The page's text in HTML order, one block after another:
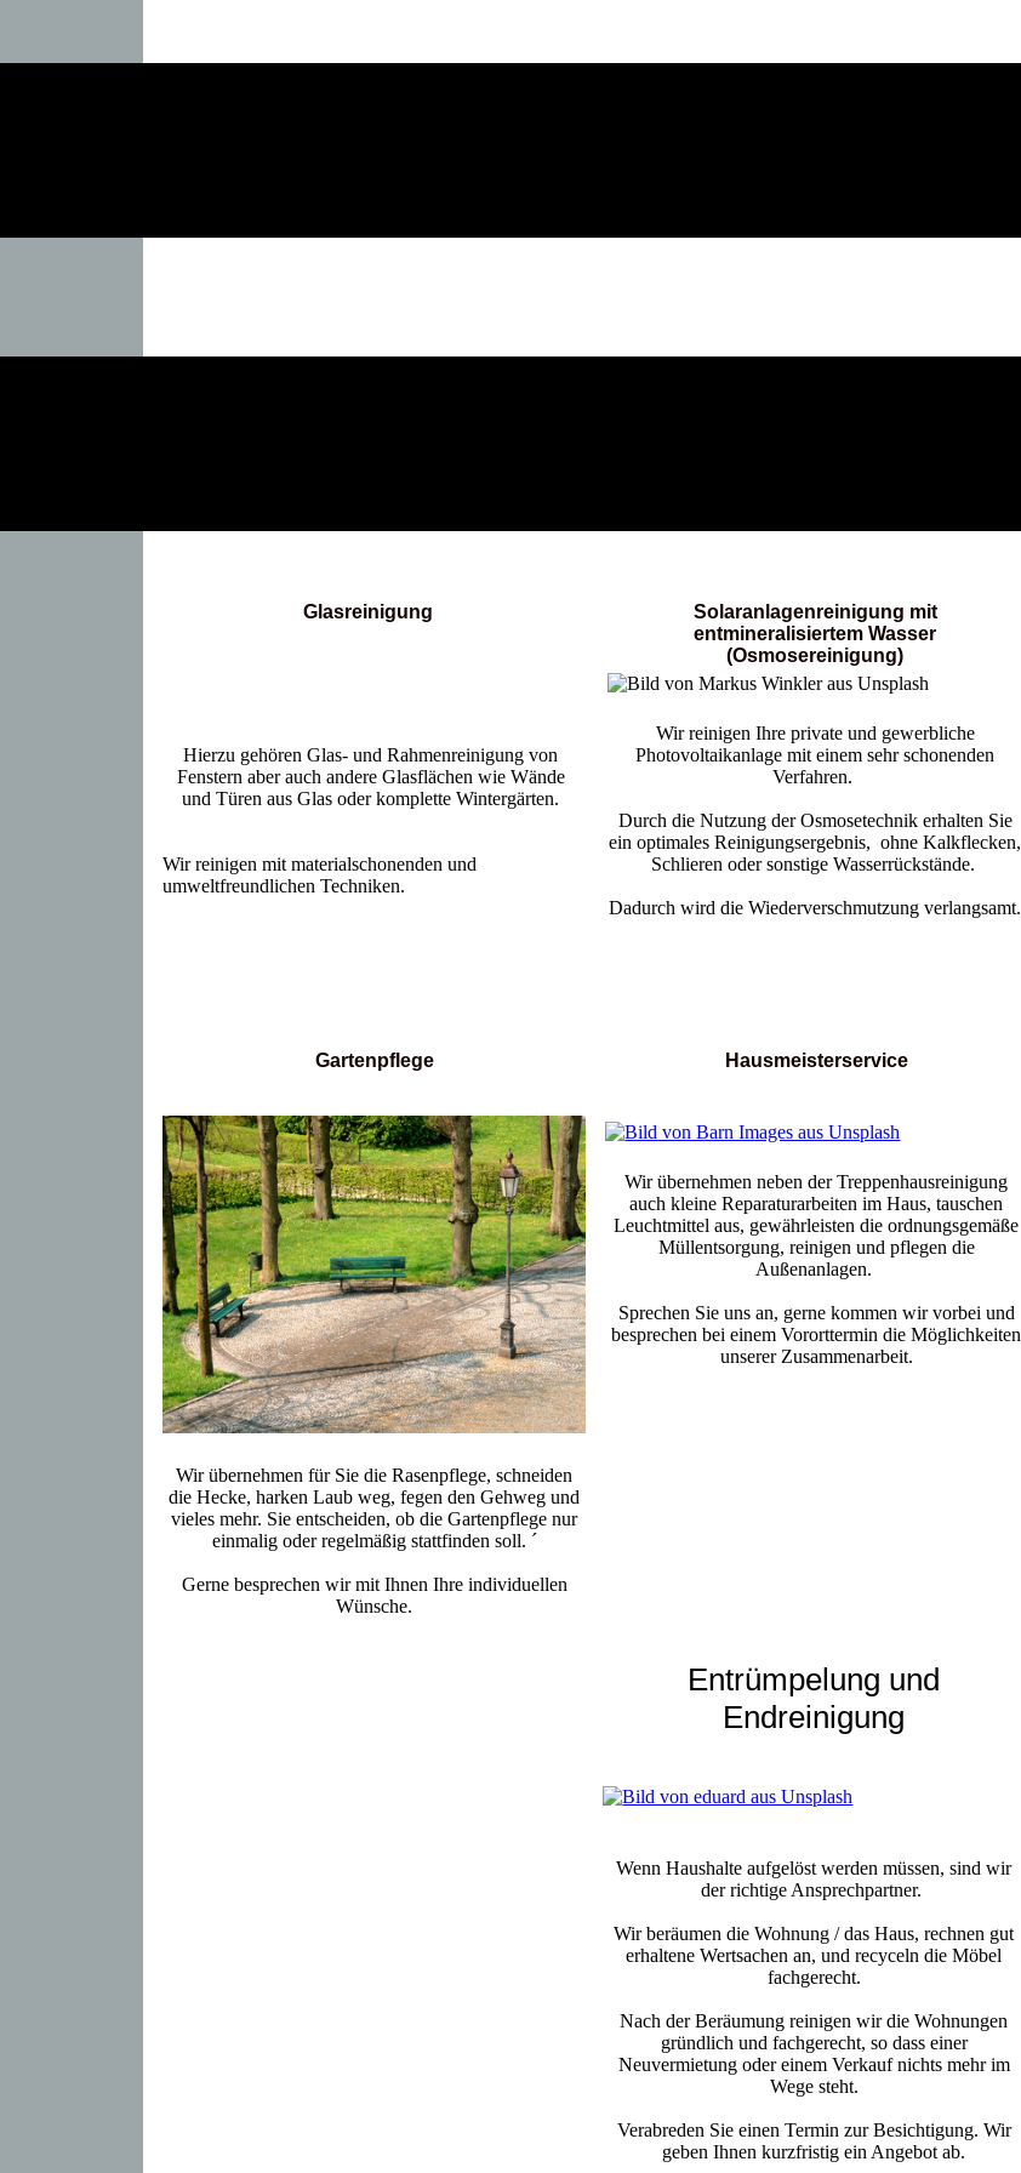
Glasreinigung
Hierzu gehören Glas- und Rahmenreinigung von
Fenstern aber auch andere Glasflächen wie Wände
und Türen aus Glas oder komplette Wintergärten.
Wir reinigen mit materialschonenden und
umweltfreundlichen Techniken.
Solaranlagenreinigung mit
entmineralisiertem Wasser
(Osmosereinigung)
Wir reinigen Ihre private und gewerbliche
Photovoltaikanlage mit einem sehr schonenden
Verfahren.
Durch die Nutzung der Osmosetechnik erhalten Sie
ein optimales Reinigungsergebnis, ohne Kalkflecken,
Schlieren oder sonstige Wasserrückstände.
Dadurch wird die Wiederverschmutzung verlangsamt.
Gartenpflege
Wir übernehmen für Sie die Rasenpflege, schneiden
die Hecke, harken Laub weg, fegen den Gehweg und
vieles mehr. Sie entscheiden, ob die Gartenpflege nur
einmalig oder regelmäßig stattfinden soll. ´
Gerne besprechen wir mit Ihnen Ihre individuellen
Wünsche.
Hausmeisterservice
Wir übernehmen neben der Treppenhausreinigung
auch kleine Reparaturarbeiten im Haus, tauschen
Leuchtmittel aus, gewährleisten die ordnungsgemäße
Müllentsorgung, reinigen und pflegen die
Außenanlagen.
Sprechen Sie uns an, gerne kommen wir vorbei und
besprechen bei einem Vororttermin die Möglichkeiten
unserer Zusammenarbeit.
Entrümpelung und
Endreinigung
Wenn Haushalte aufgelöst werden müssen, sind wir
der richtige Ansprechpartner.
Wir beräumen die Wohnung / das Haus, rechnen gut
erhaltene Wertsachen an, und recyceln die Möbel
fachgerecht.
Nach der Beräumung reinigen wir die Wohnungen
gründlich und fachgerecht, so dass einer
Neuvermietung oder einem Verkauf nichts mehr im
Wege steht.
Verabreden Sie einen Termin zur Besichtigung. Wir
geben Ihnen kurzfristig ein Angebot ab.